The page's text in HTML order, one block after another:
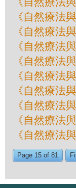
《自然療法
《自然療法
《自然療法
《自然療法
《自然療法
《自然療法
《自然療法
《自然療法
《自然療法
Page 15 of 81